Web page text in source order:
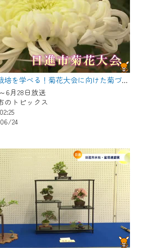
【日進】菊の栽培を学べる！菊花大会に向けた菊づくり講習会
6月28日放送
のトピックス
24
スへの加入と『CCNetマイ
のログインが必要となりま
ご了承の程よろしくお願い
のログインには、MyIDが必
。
CCNet Web TVを含むCCNetの
をご利用頂くためのIDです。
す。
などのフリーメールアドレ
能です）
へのログイン・MyIDの新規登
ら
リをご利用中の方は引き続き
けます。